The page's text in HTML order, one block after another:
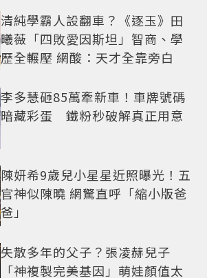
清純學霸人設翻車？《逐玉》田
曦薇「四敗愛因斯坦」智商、學
歷全輾壓 網酸：天才全靠旁白
李多慧砸85萬牽新車！車牌號碼
暗藏彩蛋 鐵粉秒破解真正用意
陳妍希9歲兒小星星近照曝光！五
官神似陳曉 網驚直呼「縮小版爸
爸」
失散多年的父子？張凌赫兒子
「神複製完美基因」萌娃顏值太